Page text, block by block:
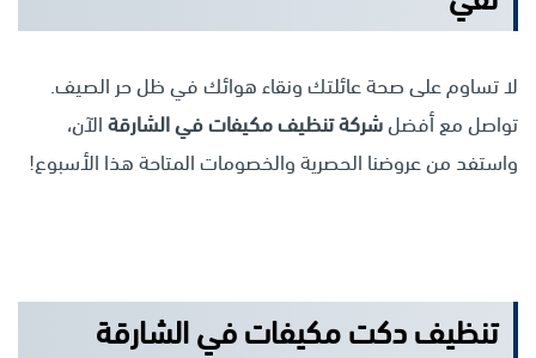
لا تساوم على صحة عائلتك ونقاء هوائك في ظل حر الصيف.
تواصل مع أفضلشركة تنظيف مكيفات في الشارقةالآن،
واستفد من عروضنا الحصرية والخصومات المتاحة هذا الأسبوع!
تنظيف دكت مكيفات في الشارقة